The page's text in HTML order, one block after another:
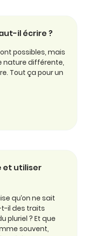
il écrire ?
possibles, mais
nature différente,
Tout ça pour un
et utiliser
qu’on ne sait
t-il des traits
pluriel ? Et que
souvent,